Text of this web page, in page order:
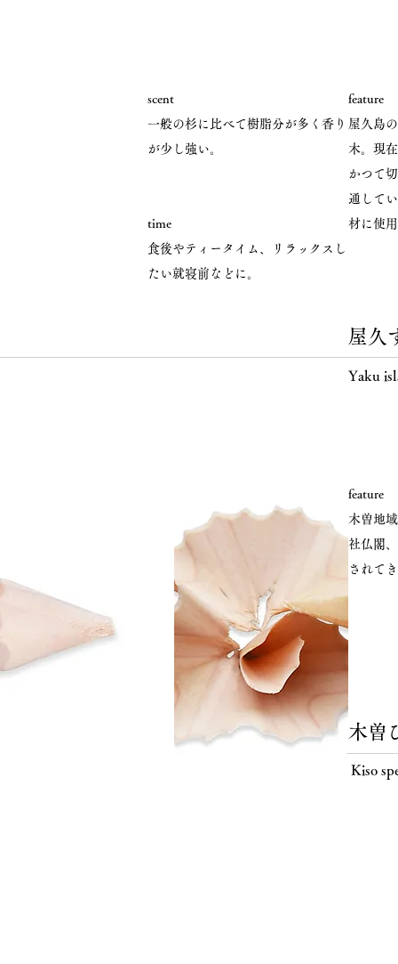
scent
​一般の杉に比べて樹脂分が多く香り
が少し強い。
time
食後やティータイム、リラックスし
たい就寝前などに。
feature
屋久島
木。現
かつて
通して
材に使
屋久
Yaku
feature
木曽地
社仏閣
されて
木曽
Kiso